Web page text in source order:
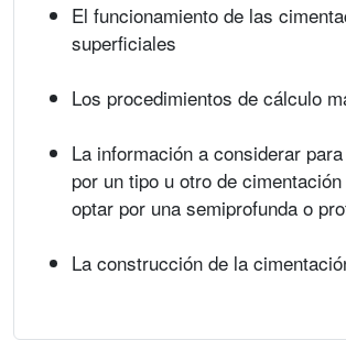
El funcionamiento de las
superficiales
Los procedimientos de cálculo
La información a considerar
por un tipo u otro de
optar por una semiprofunda o
La construcción de la